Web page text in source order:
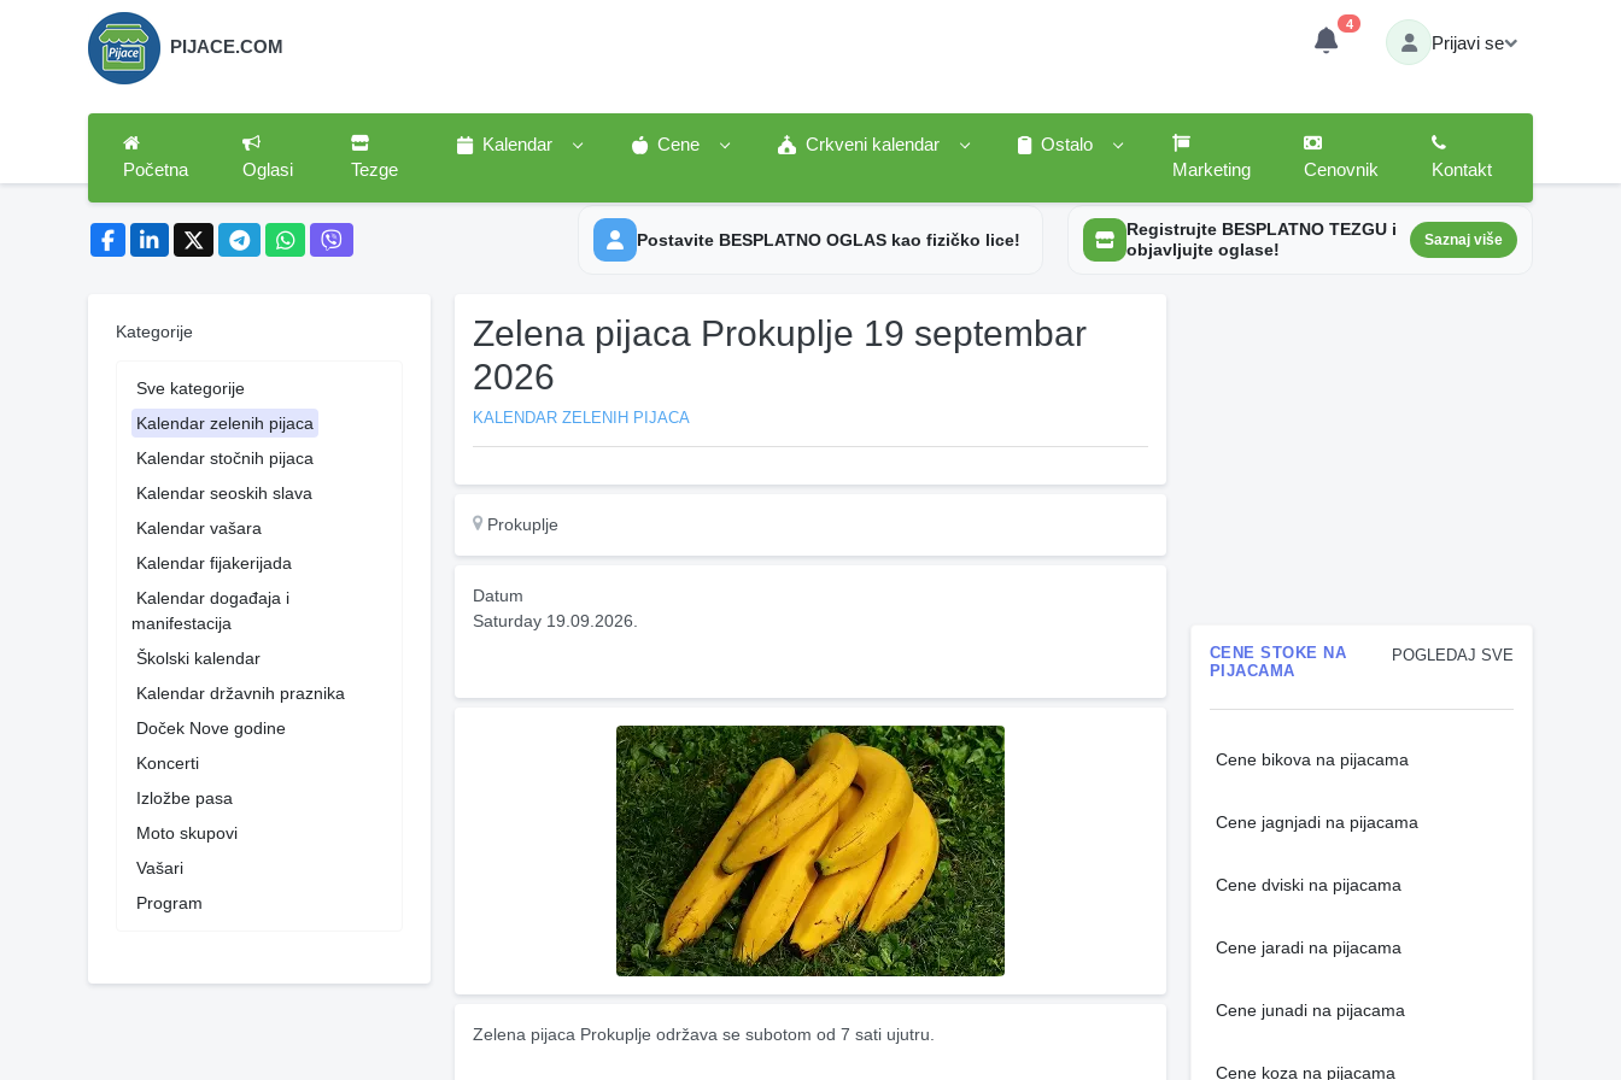
PIJACE.COM
4
Prijavi se
Početna Oglasi Tezge
Kalendar Cene Crkveni kalendar
Ostalo
Marketing
Cenovnik Kontakt
Postavite BESPLATNO OGLAS kao fizičko lice!
Registrujte BESPLATNO TEZGU i
objavljujte oglase!
Saznaj više
Kategorije
Sve kategorije
Kalendar zelenih pijaca
Kalendar stočnih pijaca
Kalendar seoskih slava
Kalendar vašara
Kalendar fijakerijada
Kalendar događaja i
manifestacija
Školski kalendar
Kalendar državnih praznika
Doček Nove godine
Koncerti
Izložbe pasa
Moto skupovi
Vašari
Program
Zelena pijaca Prokuplje 19 septembar
2026
KALENDAR ZELENIH PIJACA
Prokuplje
Datum
Saturday 19.09.2026.
Zelena pijaca Prokuplje održava se subotom od 7 sati ujutru.
POGLEDAJ SVE
CENE STOKE NA
PIJACAMA
Cene bikova na pijacama
Cene jagnjadi na pijacama
Cene dviski na pijacama
Cene jaradi na pijacama
Cene junadi na pijacama
Cene koza na pijacama